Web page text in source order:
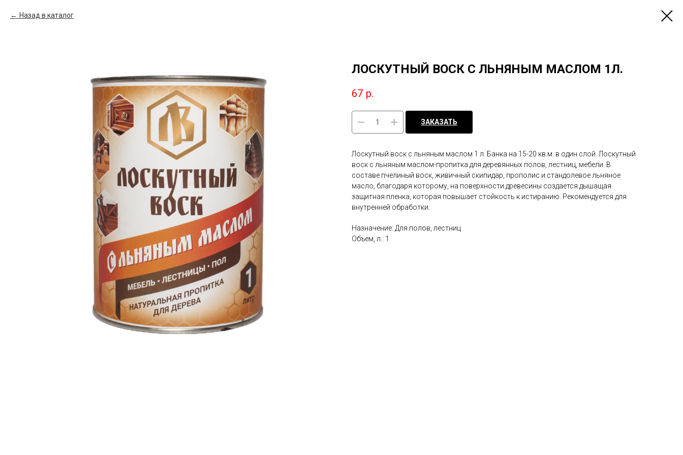
Назад в каталог
ЛОСКУТНЫЙ ВОСК С ЛЬНЯНЫМ МАСЛОМ 1Л.
67 р.
ЗАКАЗАТЬ
Лоскутный воск с льняным маслом 1 л. Банка на 15-20 кв.м. в один слой. Лоскутный
воск с льняным маслом-пропитка для деревянных полов, лестниц, мебели. В
составе пчелиный воск, живичный скипидар, прополис и стандолевое льняное
масло, благодаря которому, на поверхности древесины создается дышащая
защитная пленка, которая повышает стойкость к истиранию. Рекомендуется для
внутренней обработки.
Назначение: Для полов, лестниц
Объем, л.: 1